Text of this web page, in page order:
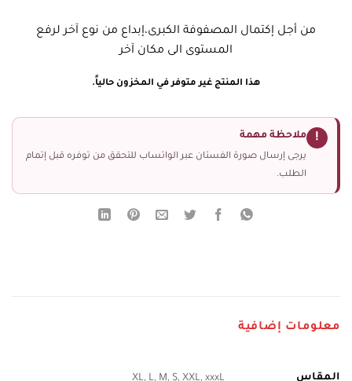
من أجل إكتمال المصفوفة الكبرى،إبداع من نوع آخر لرفع
المستوى الى مكان آخر
هذا المنتج غير متوفر في المخزون حالياً.
! ملاحظة مهمة
يرجى إرسال صورة الفستان عبر الواتساب للتحقق من توفره قبل إتمام
الطلب.
معلومات إضافية
المقاس XL, L, M, S, XXL, xxxL